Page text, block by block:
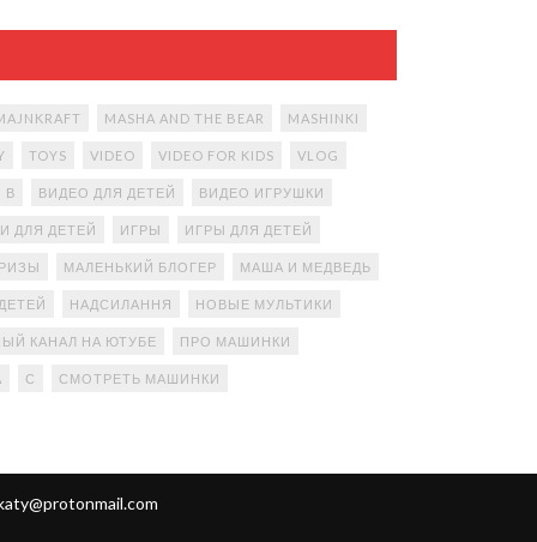
MASHA AND THE BEAR MASHINKI
TOYS VIDEO VIDEO FOR KIDS VLOG
В ВИДЕО ДЛЯ ДЕТЕЙ ВИДЕО ИГРУШКИ
ДЛЯ ДЕТЕЙ ИГРЫ ИГРЫ ДЛЯ ДЕТЕЙ
МАЛЕНЬКИЙ БЛОГЕР МАША И МЕДВЕДЬ
НАДСИЛАННЯ НОВЫЕ МУЛЬТИКИ
КАНАЛ НА ЮТУБЕ ПРО МАШИНКИ
С СМОТРЕТЬ МАШИНКИ